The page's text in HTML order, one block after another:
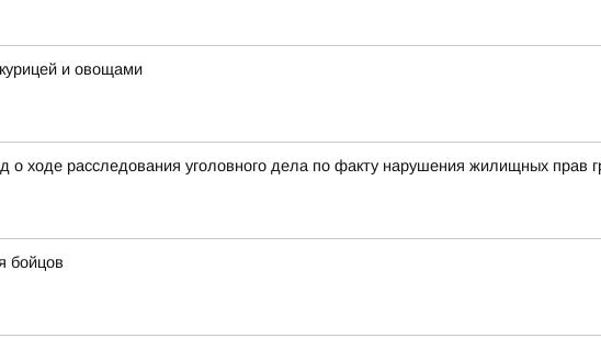
и овощами
ходе расследования уголовного дела по факту нарушения жилищных прав
бойцов